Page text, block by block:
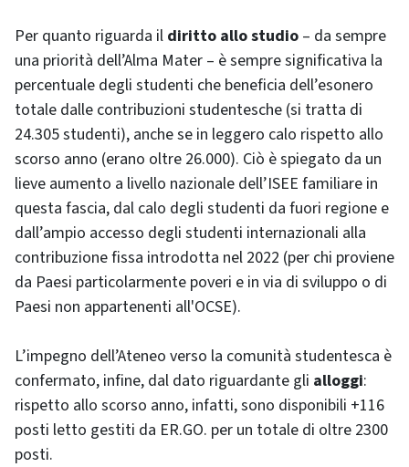
Per quanto riguarda il diritto allo studio – da sempre
una priorità dell’Alma Mater – è sempre significativa la
percentuale degli studenti che beneficia dell’esonero
totale dalle contribuzioni studentesche (si tratta di
24.305 studenti), anche se in leggero calo rispetto allo
scorso anno (erano oltre 26.000). Ciò è spiegato da un
lieve aumento a livello nazionale dell’ISEE familiare in
questa fascia, dal calo degli studenti da fuori regione e
dall’ampio accesso degli studenti internazionali alla
contribuzione fissa introdotta nel 2022 (per chi proviene
da Paesi particolarmente poveri e in via di sviluppo o di
Paesi non appartenenti all'OCSE).
L’impegno dell’Ateneo verso la comunità studentesca è
confermato, infine, dal dato riguardante gli alloggi:
rispetto allo scorso anno, infatti, sono disponibili +116
posti letto gestiti da ER.GO. per un totale di oltre 2300
posti.